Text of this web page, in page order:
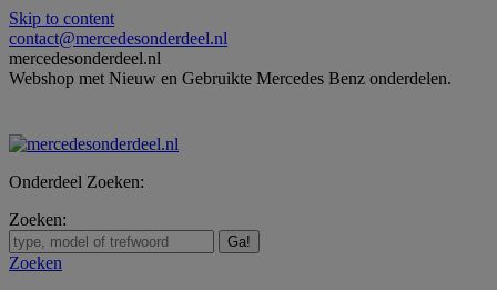
Skip to content
contact@mercedesonderdeel.nl
mercedesonderdeel.nl
Webshop met Nieuw en Gebruikte Mercedes Benz onderdelen.
Onderdeel Zoeken:
Zoeken:
Zoeken